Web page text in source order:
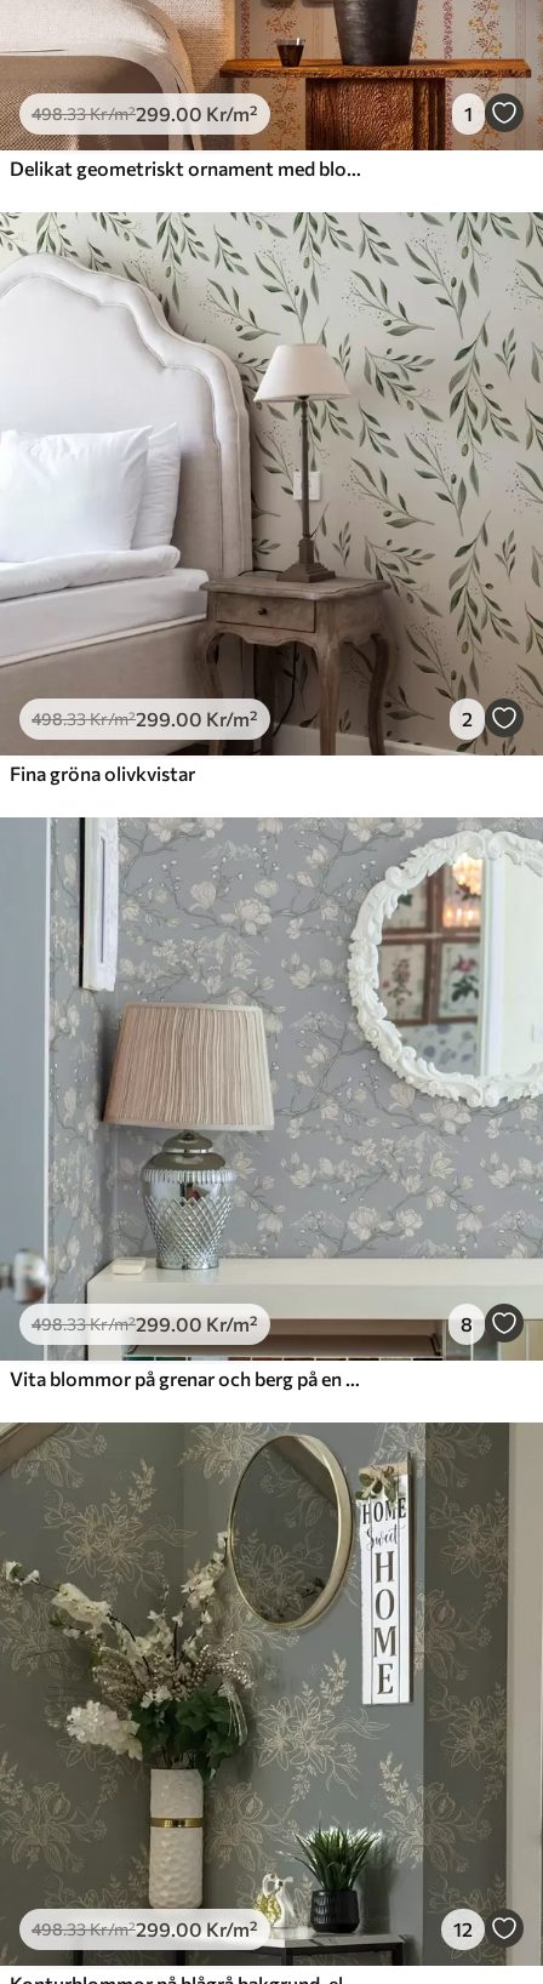
498.33Kr/m²299.00 Kr/m² 1
Delikat geometriskt ornament med blommor och växter
498.33Kr/m²299.00 Kr/m² 2
Fina gröna olivkvistar
498.33Kr/m²299.00 Kr/m² 8
Vita blommor på grenar och berg på en blå bakgrund
498.33Kr/m²299.00Kr/m² 12